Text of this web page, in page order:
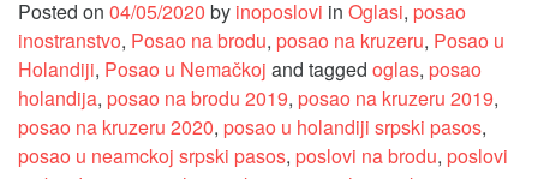
Posted on 04/05/2020 by inoposlovi in Oglasi, posao
inostranstvo, Posao na brodu, posao na kruzeru, Posao u
Holandiji, Posao u Nemačkoj and tagged oglas, posao
holandija, posao na brodu 2019, posao na kruzeru 2019,
posao na kruzeru 2020, posao u holandiji srpski pasos,
posao u neamckoj srpski pasos, poslovi na brodu, poslovi